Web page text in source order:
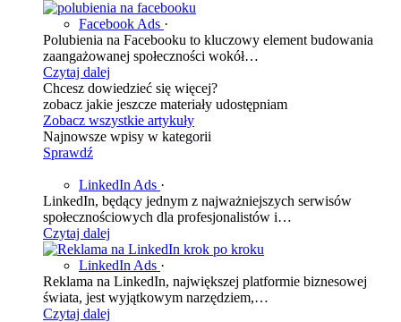
Facebook Ads ·
Polubienia na Facebooku to kluczowy element budowania
zaangażowanej społeczności wokół…
Czytaj dalej
Chcesz dowiedzieć się więcej?
zobacz jakie jeszcze materiały udostępniam
Zobacz wszystkie artykuły
Najnowsze wpisy w kategorii
Sprawdź
LinkedIn Ads ·
LinkedIn, będący jednym z najważniejszych serwisów
społecznościowych dla profesjonalistów i…
Czytaj dalej
LinkedIn Ads ·
Reklama na LinkedIn, największej platformie biznesowej
świata, jest wyjątkowym narzędziem,…
Czytaj dalej